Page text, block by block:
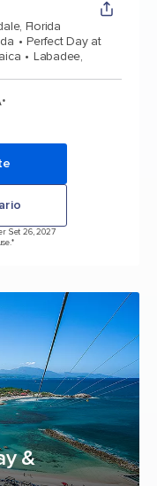
Florida
Perfect Day at
Labadee,
Set 26, 2027
&